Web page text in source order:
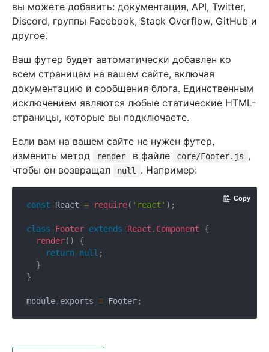
вы можете добавить: документация, API, Twitter,
Discord, группы Facebook, Stack Overflow, GitHub и
другое.
Ваш футер будет автоматически добавлен ко
всем страницам на вашем сайте, включая
документацию и сообщения блога. Единственным
исключением являются любые статические HTML-
страницы, которые вы подключаете.
Если вам на вашем сайте не нужен футер,
изменить метод
render в файле core/Footer.js ,
чтобы он возвращал
null . Например:
const React = require( 'react' ) ;
class Footer extends React . Component
{
render( )
{
return
null ;
}
}
module. exports = Footer;
Copy